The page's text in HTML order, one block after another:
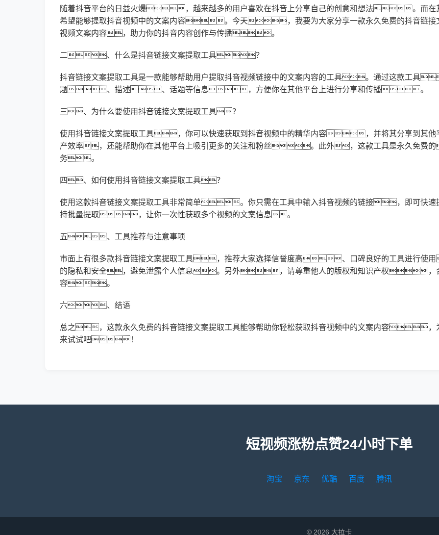
随着抖音平台的日益火爆，越来越多的用户喜欢在抖音上分享自己的创意和想法。而在
希望能够提取抖音视频中的文案内容。今天，我要为大家分享一款永久免费的抖音链
视频文案内容，助力你的抖音内容创作与传播。
二、什么是抖音链接文案提取工具？
抖音链接文案提取工具是一款能够帮助用户提取抖音视频链接中的文案内容的工具。通过这款工具
题、描述、话题等信息，方便你在其他平台上进行分享和传播。
三、为什么要使用抖音链接文案提取工具？
使用抖音链接文案提取工具，你可以快速获取到抖音视频中的精华内容，并将其分享到其
产效率，还能帮助你在其他平台上吸引更多的关注和粉丝。此外，这款工具是永久免费的
务。
四、如何使用抖音链接文案提取工具？
使用这款抖音链接文案提取工具非常简单。你只需在工具中输入抖音视频的链接，即可快速
持批量提取，让你一次性获取多个视频的文案信息。
五、工具推荐与注意事项
市面上有很多款抖音链接文案提取工具，推荐大家选择信誉度高、口碑良好的工具进行使
的隐私和安全，避免泄露个人信息。另外，请尊重他人的版权和知识产权，合
容。
六、结语
总之，这款永久免费的抖音链接文案提取工具能够帮助你轻松获取抖音视频中的文案内容
来试试吧！
短视频涨粉点赞24小时下单
淘宝 京东 优酷 百度 腾讯
© 2026 大拉卡